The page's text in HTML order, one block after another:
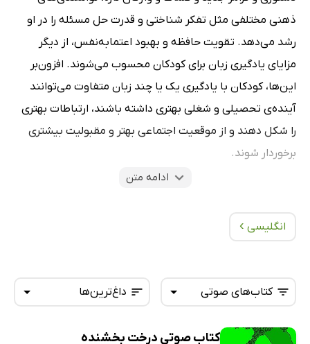
ذهنی مختلفی مثل تفکر شناختی و قدرت حل مسئله را در او
رشد می‌دهد. تقویت حافظه و بهبود اعتمابه‌نفس، از دیگر
مزایای یادگیری زبان برای کودکان محسوب می‌شوند. افزون‌بر
این‌ها، کودکان با یادگیری یک یا چند زبان متفاوت می‌توانند
آینده‌ی تحصیلی و شغلی بهتری داشته باشند، ارتباطات بهتری
را شکل دهند و از موقعیت اجتماعی بهتر و مقبولیت بیشتری
برخوردار شوند.
اغلب اوقات دغدغه‌ی مهم بزرگ‌ترها یافتن بهترین کتاب آموزش
و اپلیکیشن کتابراه، آثار کاربردی این حوزه را در قالب نسخه‌های
«آموزش زبان انگلیسی به کودکان»، «آموزش زبان انگلیسی به
ادامه متن
انگلیسی ›
داغ‌ترین‌ها کتاب‌های صوتی
کتاب صوتی درخت بخشنده